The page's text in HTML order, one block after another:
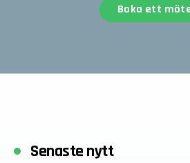
Boka ett
Senaste nytt